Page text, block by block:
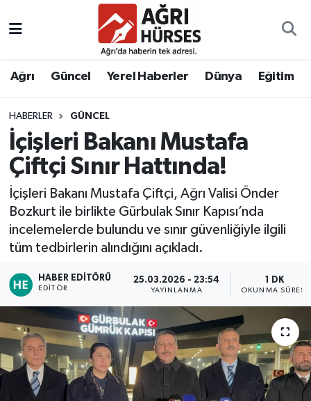
Ağrı Güncel Yerel Haberler Dünya Eğitim
HABERLER GÜNCEL
İçişleri Bakanı Mustafa
Çiftçi Sınır Hattında!
İçişleri Bakanı Mustafa Çiftçi, Ağrı Valisi Önder
Bozkurt ile birlikte Gürbulak Sınır Kapısı’nda
incelemelerde bulundu ve sınır güvenliğiyle ilgili
tüm tedbirlerin alındığını açıkladı.
HABER EDITÖRÜ
EDITÖR
25.03.2026 - 23:54
YAYINLANMA
1 DK
OKUNMA SÜRESI
Hava Durumu
Tüm Manşetler
Son Dakika Haberleri
Haber Arşivi